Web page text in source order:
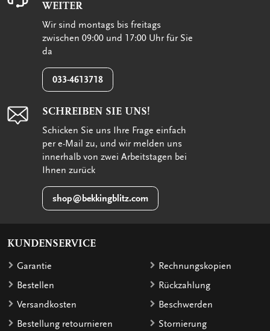
WEITER
Wir sind montags bis freitags
zwischen 09:00 und 17:00 Uhr für Sie
da
033-4613718
SCHREIBEN SIE UNS!
Schicken Sie uns Ihre Frage einfach
per e-Mail zu, und wir melden uns
innerhalb von zwei Arbeitstagen bei
Ihnen zurück
shop@bekkingblitz.com
KUNDENSERVICE
Garantie
Bestellen
Versandkosten
Bestellung retournieren
Rechnungskopien
Rückzahlung
Beschwerden
Stornierung